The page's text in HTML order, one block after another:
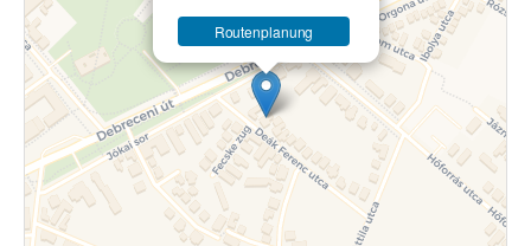
Routenplanung